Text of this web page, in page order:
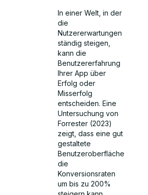
In einer Welt, in der
die
Nutzererwartungen
ständig steigen,
kann die
Benutzererfahrung
Ihrer App über
Erfolg oder
Misserfolg
entscheiden. Eine
Untersuchung von
Forrester (2023)
zeigt, dass eine gut
gestaltete
Benutzeroberfläche
die
Konversionsraten
um bis zu 200%